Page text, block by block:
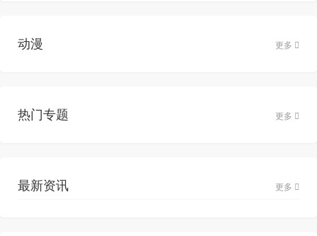
动漫 更多
热门专题 更多
最新资讯 更多